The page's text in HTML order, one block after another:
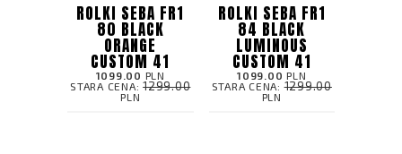
ROLKI SEBA FR1
80 BLACK
ORANGE
CUSTOM 41
1099.00 PLN
STARA CENA:1299.00
PLN
ROLKI SEBA FR1
84 BLACK
LUMINOUS
CUSTOM 41
1099.00 PLN
STARA CENA:1299.00
PLN